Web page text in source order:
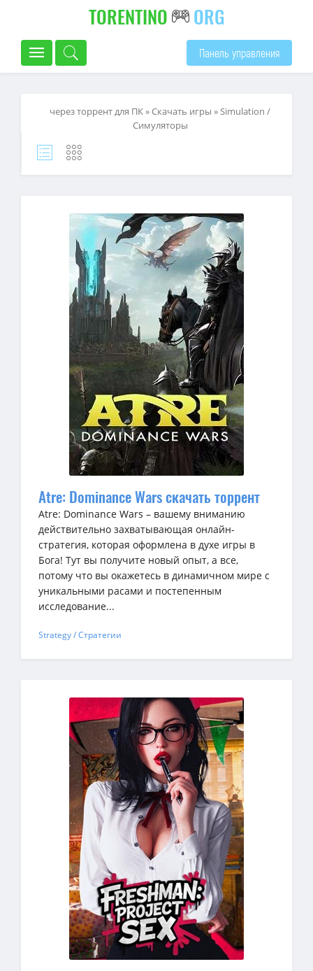
TORENTINO ORG
Панель управления
через торрент для ПК»Скачать игры »Simulation /
Симуляторы
Atre: Dominance Wars скачать торрент
Atre: Dominance Wars – вашему вниманию
действительно захватывающая онлайн-
стратегия, которая оформлена в духе игры в
Бога! Тут вы получите новый опыт, а все,
потому что вы окажетесь в динамичном мире с
уникальными расами и постепенным
исследование...
Strategy / Стратегии